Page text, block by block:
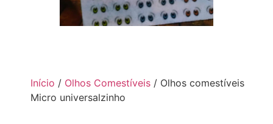
Início / Olhos Comestíveis / Olhos comestíveis
Micro universalzinho